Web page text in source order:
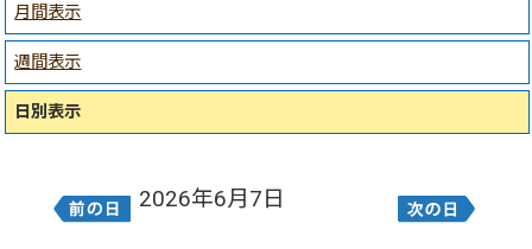
月間表示
週間表示
日別表示
2026年6月7日